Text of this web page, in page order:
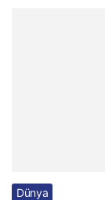
Dünya